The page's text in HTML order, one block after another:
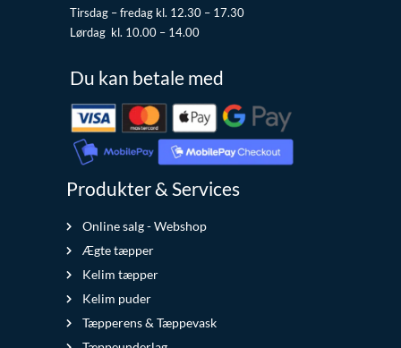
Tirsdag – fredag kl. 12.30 – 17.30
Lørdag kl. 10.00 – 14.00
Du kan betale med
Produkter & Services
Online salg - Webshop
Ægte tæpper
Kelim tæpper
Kelim puder
Tæpperens & Tæppevask